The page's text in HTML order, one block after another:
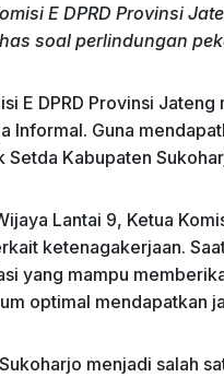
at
A
p
p
e
gr
a
m
ai ar
e
E DPRD Provinsi
soal perlindungan
E DPRD Provinsi
Informal. Guna
Setda Kabupaten
Lantai 9, Ketua
ketenagakerjaan.
yang mampu
optimal mendapatkan
menjadi salah